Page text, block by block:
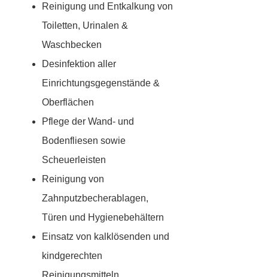
Reinigung und Entkalkung von
Toiletten, Urinalen &
Waschbecken
Desinfektion aller
Einrichtungsgegenstände &
Oberflächen
Pflege der Wand- und
Bodenfliesen sowie
Scheuerleisten
Reinigung von
Zahnputzbecherablagen,
Türen und Hygienebehältern
Einsatz von kalklösenden und
kindgerechten
Reinigungsmitteln